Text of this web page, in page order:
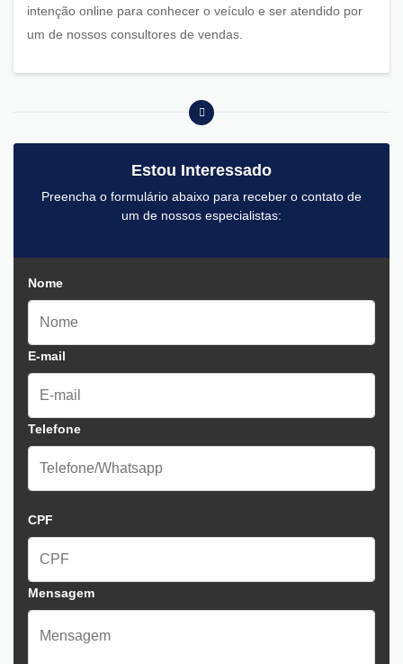
intenção online para conhecer o veículo e ser atendido por
um de nossos consultores de vendas.
Estou Interessado
Preencha o formulário abaixo para receber o contato de
um de nossos especialistas:
Nome
E-mail
Telefone
CPF
Mensagem